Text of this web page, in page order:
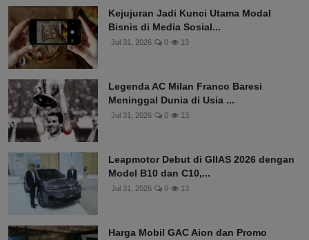
Kejujuran Jadi Kunci Utama Modal
Bisnis di Media Sosial...
Jul 31, 2026 0 13
Legenda AC Milan Franco Baresi
Meninggal Dunia di Usia ...
Jul 31, 2026 0 13
Leapmotor Debut di GIIAS 2026 dengan
Model B10 dan C10,...
Jul 31, 2026 0 13
Harga Mobil GAC Aion dan Promo